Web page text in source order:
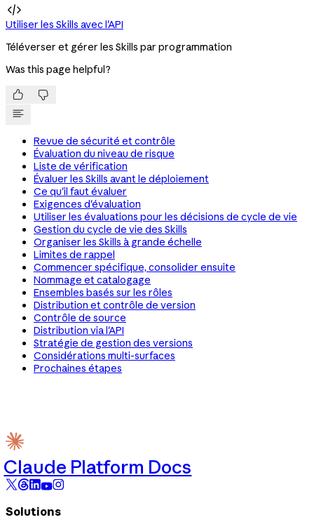

Utiliser les Skills avec l'API
Téléverser et gérer les Skills par programmation
Was this page helpful?
 
Revue de sécurité et contrôle
Évaluation du niveau de risque
Liste de vérification
Évaluer les Skills avant le déploiement
Ce qu'il faut évaluer
Exigences d'évaluation
Utiliser les évaluations pour les décisions de cycle de vie
Gestion du cycle de vie des Skills
Organiser les Skills à grande échelle
Limites de rappel
Commencer spécifique, consolider ensuite
Nommage et catalogage
Ensembles basés sur les rôles
Distribution et contrôle de version
Contrôle de source
Distribution via l'API
Stratégie de gestion des versions
Considérations multi-surfaces
Prochaines étapes
Claude Platform Docs
Solutions